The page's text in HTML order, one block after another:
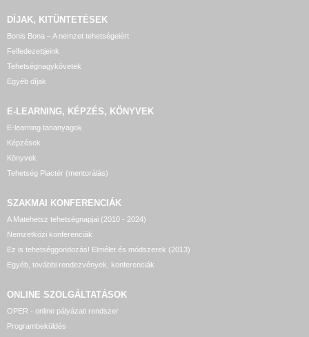
DÍJAK, KITÜNTETÉSEK
Bonis Bona – A nemzet tehetségeiért
Felfedezettjeink
Tehetségnagykövetek
Egyéb díjak
E-LEARNING, KÉPZÉS, KÖNYVEK
E-learning tananyagok
Képzések
Könyvek
Tehetség Piactér (mentorálás)
SZAKMAI KONFERENCIÁK
A Matehetsz tehetségnapjai (2010 - 2024)
Nemzetközi konferenciák
Ez is tehetséggondozás! Elmélet és módszerek (2013)
Egyéb, további rendezvények, konferenciák
ONLINE SZOLGÁLTATÁSOK
OPER - online pályázati rendszer
Programbeküldés